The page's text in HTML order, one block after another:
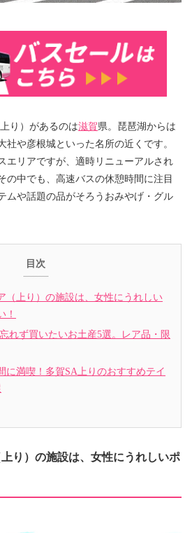
り）があるのは滋賀県。琵琶湖からは
社や彦根城といった名所の近くです。
エリアですが、適時リニューアルされ
の中でも、高速バスの休憩時間に注目
ムや話題の品がそろうおみやげ・グル
目次
（上り）の施設は、女性にうれしい
！
れず買いたいお土産5選。レア品・限
に満喫！多賀SA上りのおすすめテイ
り）の施設は、女性にうれしいポ